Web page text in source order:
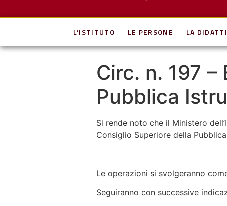
L’ISTITUTO LE PERSONE LA
Circ. n. 197
Pubblica
Si rende noto che il Ministero
Consiglio Superiore della
Le operazioni si svolgeranno
Seguiranno con successive